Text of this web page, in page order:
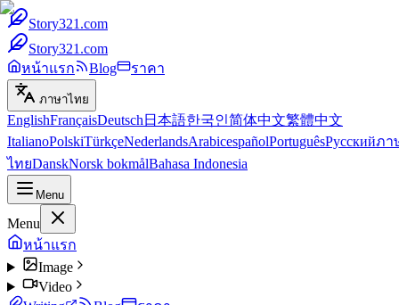
Story321.com
Story321.com
หน้าแรก
Blog ราคา
ภาษาไทย
EnglishFrançaisDeutsch 日本語한국인简体中文繁體中文
ItalianoPolskiTürkçeNederlandsArabicespañolPortuguêsРусскийภา
ไทยDanskNorsk bokmålBahasa Indonesia
Menu
Menu
หน้าแรก
Image
Video